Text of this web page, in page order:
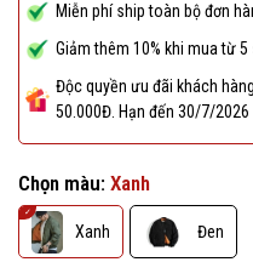
Miễn phí ship toàn bộ đơn
Giảm thêm 10% khi mua từ 5
Độc quyền ưu đãi khách
50.000Đ. Hạn đến 30/7/2026
Chọn màu: Xanh
Xanh Đen